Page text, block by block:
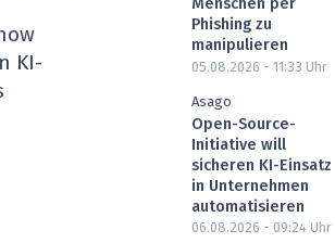
Artificial Intelligence
Fintech & Insurtech
Professional AV & Digital Signage
KI-
Menschen per
Phishing zu
manipulieren
05.08.2026 - 11:33 Uhr
Asago
Open-Source-
Initiative will
sicheren KI-Einsatz
in Unternehmen
automatisieren
06.08.2026 - 09:24 Uhr